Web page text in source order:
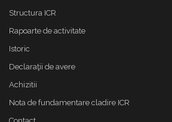
Structura ICR
Rapoarte de activitate
Istoric
Declaraţii de avere
Achizitii
Nota de fundamentare cladire ICR